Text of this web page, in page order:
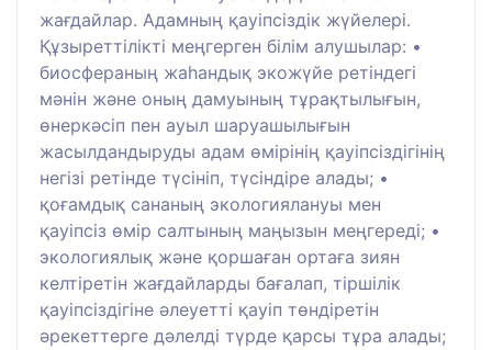
жағдайлар. Адамның қауіпсіздік жүйелері.
Құзыреттілікті меңгерген білім алушылар: •
биосфераның жаһандық экожүйе ретіндегі
мәнін және оның дамуының тұрақтылығын,
өнеркәсіп пен ауыл шаруашылығын
жасылдандыруды адам өмірінің қауіпсіздігінің
негізі ретінде түсініп, түсіндіре алады; •
қоғамдық сананың экологиялануы мен
қауіпсіз өмір салтының маңызын меңгереді; •
экологиялық және қоршаған ортаға зиян
келтіретін жағдайларды бағалап, тіршілік
қауіпсіздігіне әлеуетті қауіп төндіретін
әрекеттерге дәлелді түрде қарсы тұра алады;